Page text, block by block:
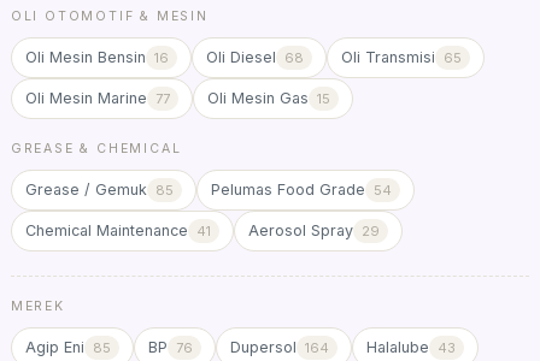
OLI OTOMOTIF & MESIN
Oli Mesin Bensin 16 Oli Diesel 68 Oli Transmisi 65
Oli Mesin Marine 77 Oli Mesin Gas 15
GREASE & CHEMICAL
Grease / Gemuk 85 Pelumas Food Grade 54
Chemical Maintenance 41 Aerosol Spray 29
MEREK
Agip Eni 85 BP 76 Dupersol 164 Halalube 43